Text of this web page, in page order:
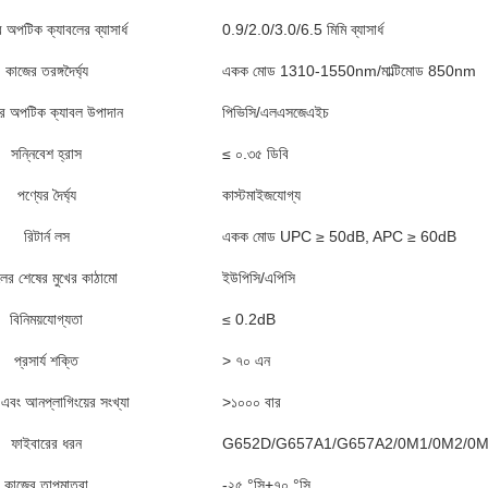
অপটিক ক্যাবলের ব্যাসার্ধ 0.9/2.0/3.0/6.5 মিমি ব্যাসার্ধ
কাজের তরঙ্গদৈর্ঘ্য একক মোড 1310-1550nm/মাল্টিমোড 850nm
অপটিক ক্যাবল উপাদান পিভিসি/এলএসজেএইচ
সন্নিবেশ হ্রাস ≤ ০.৩৫ ডিবি
পণ্যের দৈর্ঘ্য কাস্টমাইজযোগ্য
রিটার্ন লস একক মোড UPC ≥ 50dB, APC ≥ 60dB
শেষের মুখের কাঠামো ইউপিসি/এপিসি
বিনিময়যোগ্যতা ≤ 0.2dB
প্রসার্য শক্তি > ৭০ এন
এবং আনপ্লাগিংয়ের সংখ্যা >১০০০ বার
ফাইবারের ধরন G652D/G657A1/G657A2/0M1/0M2/